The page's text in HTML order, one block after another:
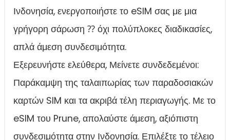
Ινδονησία, ενεργοποιήστε το eSIM σας με μια
γρήγορη σάρωση ⁇ όχι πολύπλοκες διαδικασίες,
απλά άμεση συνδεσιμότητα.
Εξερευνήστε ελεύθερα, Μείνετε συνδεδεμένοι:
Παράκαμψη της ταλαιπωρίας των παραδοσιακών
καρτών SIM και τα ακριβά τέλη περιαγωγής. Με το
eSIM του Prune, απολαύστε άμεση, αξιόπιστη
συνδεσιμότητα στην Ινδονησία. Επιλέξτε το τέλειο